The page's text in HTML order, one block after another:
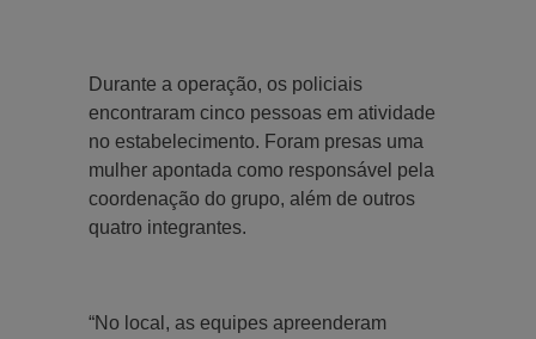
Durante a operação, os policiais
encontraram cinco pessoas em atividade
no estabelecimento. Foram presas uma
mulher apontada como responsável pela
coordenação do grupo, além de outros
quatro integrantes.
“No local, as equipes apreenderam